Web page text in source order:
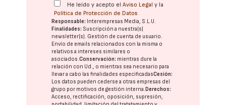
He leído y acepto elAviso Legal y la
Política de Protección de Datos
Responsable: Interempresas Media, S.L.U.
Finalidades: Suscripción a nuestra(s)
newsletter(s). Gestión de cuenta de usuario.
Envío de emails relacionados con la misma o
relativos a intereses similares o
asociados.Conservación: mientras dure la
relación con Ud., o mientras sea necesario para
llevar a cabo las finalidades especificadasCesión:
Los datos pueden cederse a otras empresas del
grupo por motivos de gestión interna.Derechos:
Acceso, rectificación, oposición, supresión,